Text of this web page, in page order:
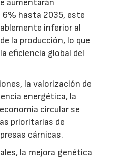
aumentarán
6% hasta 2035, este
inferior al
la producción, lo que
eficiencia global del
la valorización de
energética, la
circular se
prioritarias de
cárnicas.
la mejora genética